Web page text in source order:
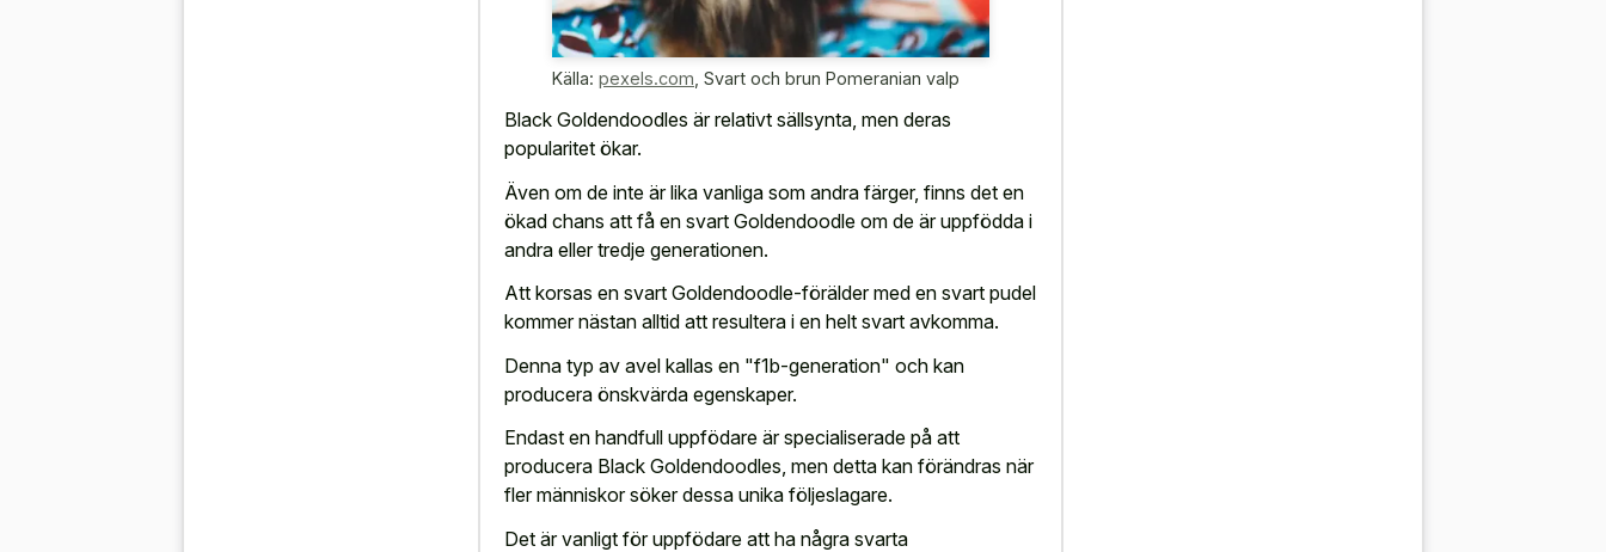
Källa: pexels.com Svart och brun Pomeranian valp
Black Goldendoodles är relativt sällsynta, men deras
popularitet ökar.
Även om de inte är lika vanliga som andra färger, finns det en
ökad chans att få en svart Goldendoodle om de är uppfödda i
andra eller tredje generationen.
Att korsas en svart Goldendoodle-förälder med en svart pudel
kommer nästan alltid att resultera i en helt svart avkomma.
Denna typ av avel kallas en "f1b-generation" och kan
producera önskvärda egenskaper.
Endast en handfull uppfödare är specialiserade på att
producera Black Goldendoodles, men detta kan förändras när
fler människor söker dessa unika följeslagare.
Det är vanligt för uppfödare att ha några svarta